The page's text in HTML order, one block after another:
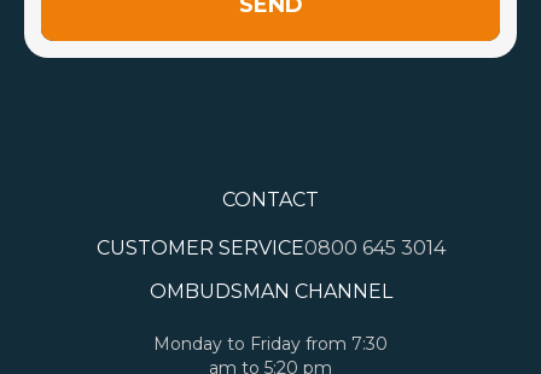
CONTACT
CUSTOMER SERVICE0800 645 3014
OMBUDSMAN CHANNEL
Monday to Friday from 7:30
am to 5:20 pm